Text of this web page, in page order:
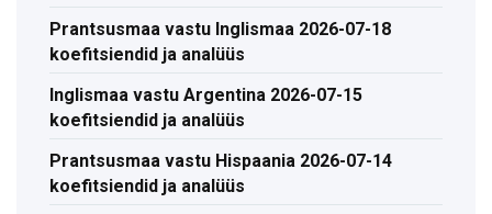
Prantsusmaa vastu Inglismaa 2026-07-18
koefitsiendid ja analüüs
Inglismaa vastu Argentina 2026-07-15
koefitsiendid ja analüüs
Prantsusmaa vastu Hispaania 2026-07-14
koefitsiendid ja analüüs